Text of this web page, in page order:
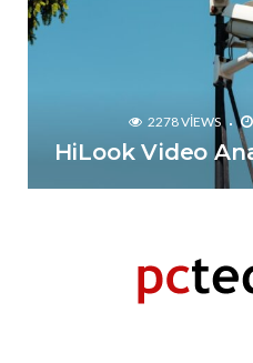
2278 VIEWS